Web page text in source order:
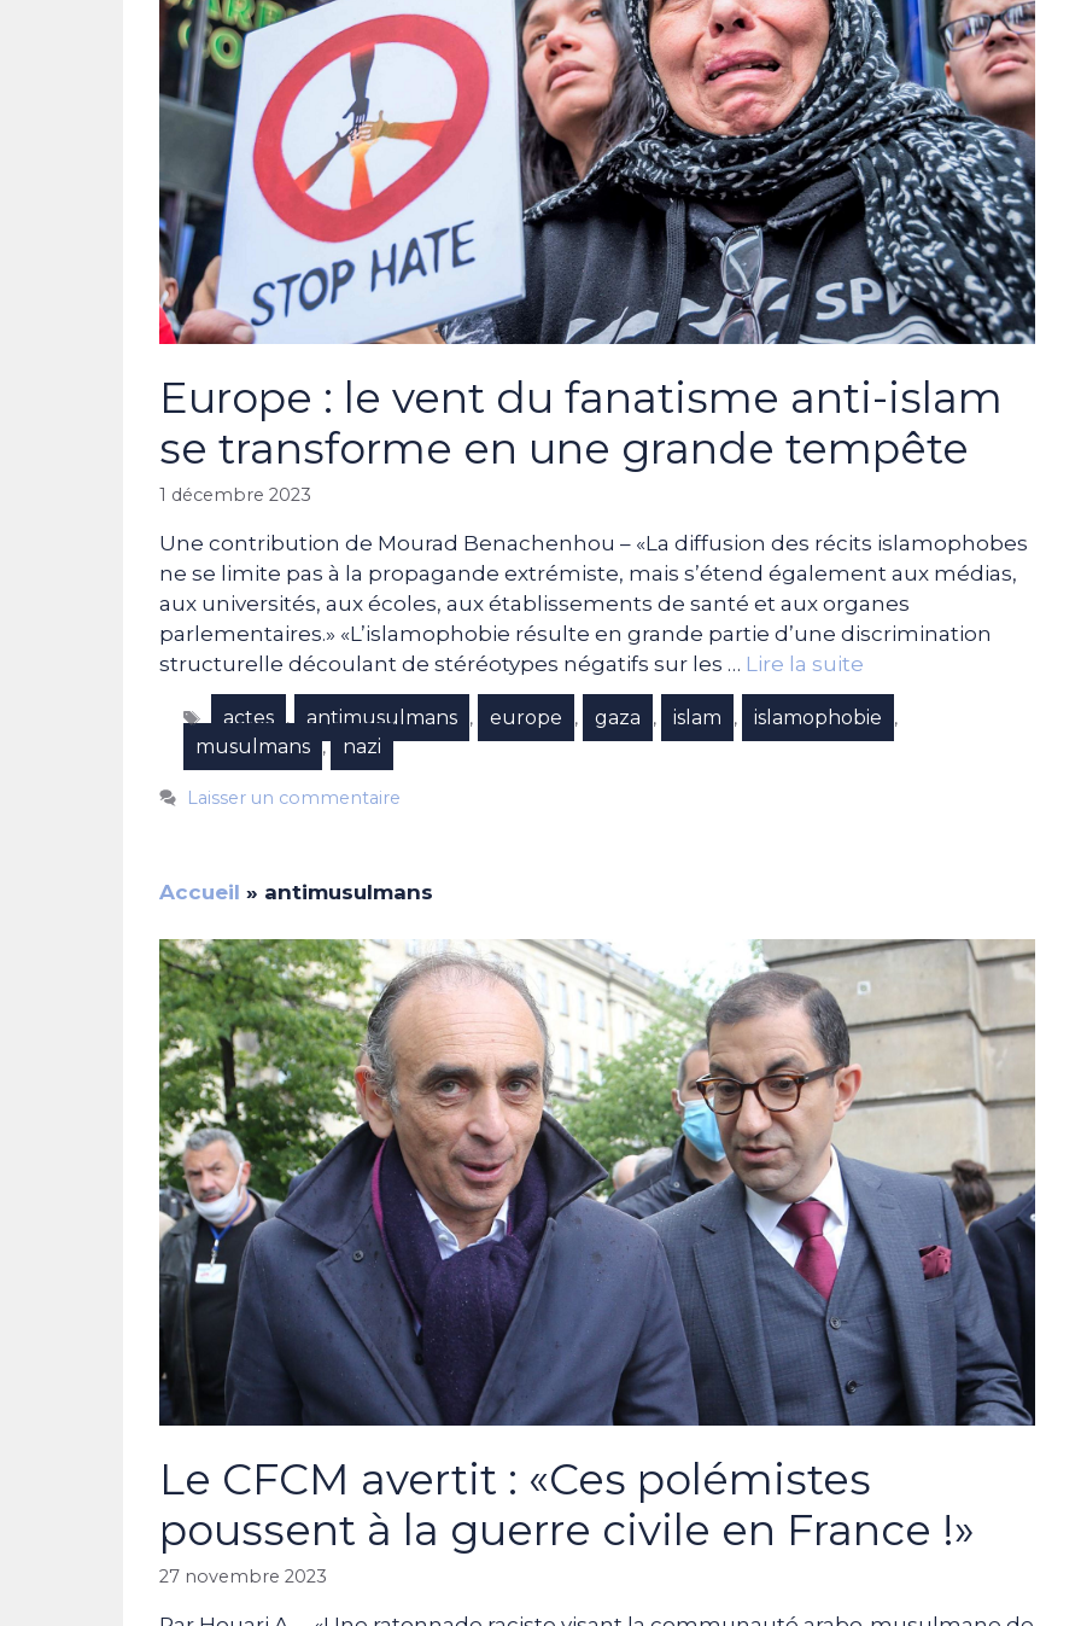
Europe : le vent du fanatisme anti-islam
se transforme en une grande tempête
1 décembre 2023
Une contribution de Mourad Benachenhou – «La diffusion des récits islamophobes
ne se limite pas à la propagande extrémiste, mais s’étend également aux médias,
aux universités, aux écoles, aux établissements de santé et aux organes
parlementaires.» «L’islamophobie résulte en grande partie d’une discrimination
structurelle découlant de stéréotypes négatifs sur les … Lire la suite
Étiquettes
actes , antimusulmans , europe , gaza , islam , islamophobie ,
musulmans , nazi
Laisser un commentaire
Accueil » antimusulmans
Le CFCM avertit : «Ces polémistes
poussent à la guerre civile en France !»
27 novembre 2023